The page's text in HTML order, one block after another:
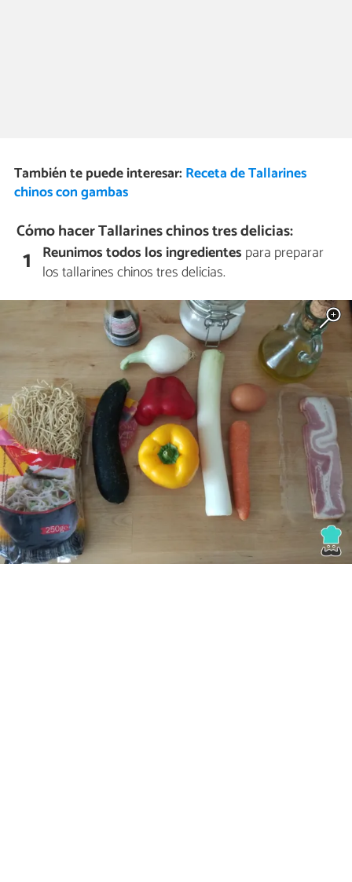
También te puede interesar: Receta de Tallarines
chinos con gambas
Cómo hacer Tallarines chinos tres delicias:
1 Reunimos todos los ingredientes para preparar
los tallarines chinos tres delicias.